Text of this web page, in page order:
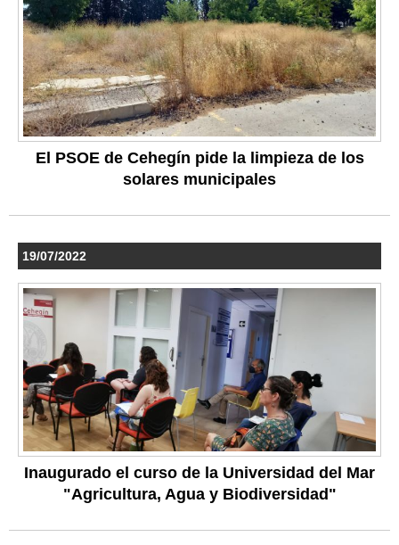
El PSOE de Cehegín pide la limpieza de los
solares municipales
19/07/2022
Inaugurado el curso de la Universidad del Mar
"Agricultura, Agua y Biodiversidad"